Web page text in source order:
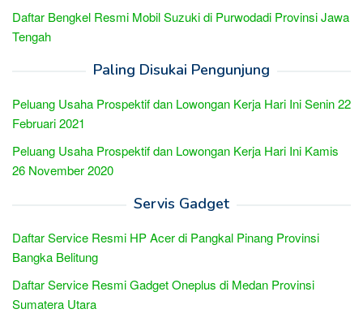
Daftar Bengkel Resmi Mobil Suzuki di Purwodadi Provinsi Jawa
Tengah
Paling Disukai Pengunjung
Peluang Usaha Prospektif dan Lowongan Kerja Hari Ini Senin 22
Februari 2021
Peluang Usaha Prospektif dan Lowongan Kerja Hari Ini Kamis
26 November 2020
Servis Gadget
Daftar Service Resmi HP Acer di Pangkal Pinang Provinsi
Bangka Belitung
Daftar Service Resmi Gadget Oneplus di Medan Provinsi
Sumatera Utara